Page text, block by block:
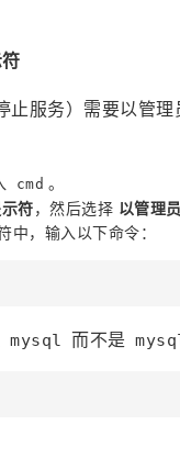
服务）需要以管理
cmd 。
符，然后选择 以管理
，输入以下命令：
mysql 而不是